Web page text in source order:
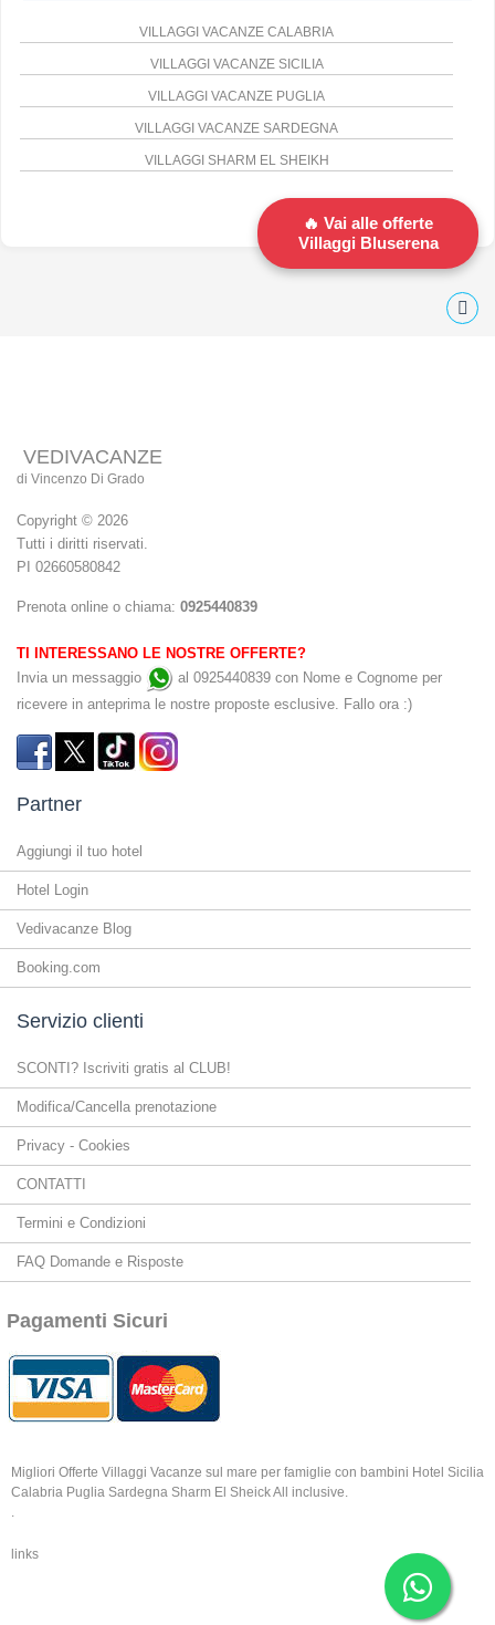
VILLAGGI VACANZE CALABRIA
VILLAGGI VACANZE SICILIA
VILLAGGI VACANZE PUGLIA
VILLAGGI VACANZE SARDEGNA
VILLAGGI SHARM EL SHEIKH
Vai alle offerte
Villaggi Bluserena
VEDIVACANZE
di Vincenzo Di Grado
Copyright © 2026
Tutti i diritti riservati.
PI 02660580842
Prenota online o chiama: 0925440839
TI INTERESSANO LE NOSTRE OFFERTE?
Invia un messaggio
al 0925440839 con Nome e Cognome per
ricevere in anteprima le nostre proposte esclusive. Fallo ora :)
Partner
Aggiungi il tuo hotel
Hotel Login
Vedivacanze Blog
Booking.com
Servizio clienti
SCONTI? Iscriviti gratis al CLUB!
Modifica/Cancella prenotazione
Privacy - Cookies
CONTATTI
Termini e Condizioni
FAQ Domande e Risposte
Pagamenti Sicuri
Migliori Offerte Villaggi Vacanze sul mare per famiglie con bambini Hotel Sicilia
Calabria Puglia Sardegna Sharm El Sheick All inclusive.
.
links